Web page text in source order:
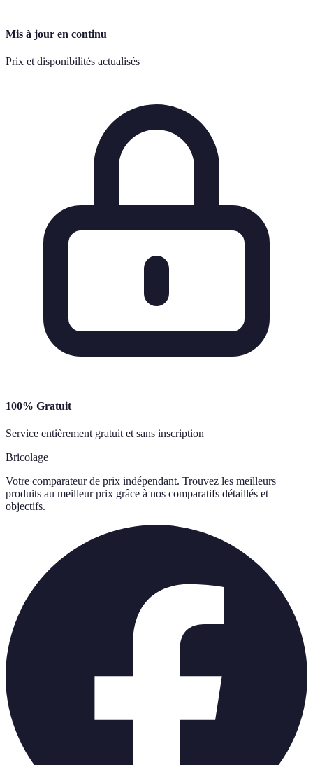
Mis à jour en continu
Prix et disponibilités actualisés
100% Gratuit
Service entièrement gratuit et sans inscription
Bricolage
Votre comparateur de prix indépendant. Trouvez les meilleurs
produits au meilleur prix grâce à nos comparatifs détaillés et
objectifs.